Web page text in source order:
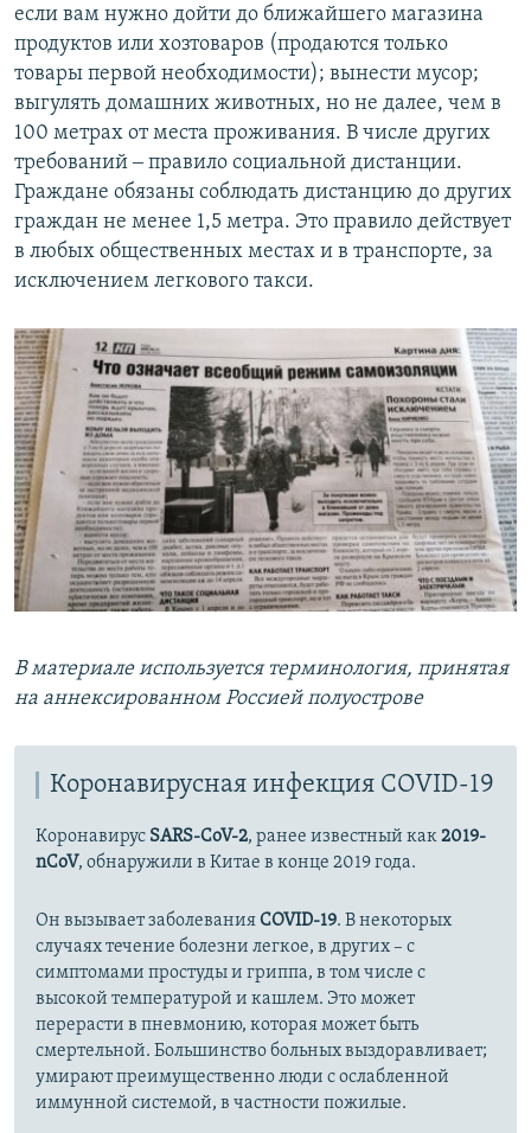
если вам нужно дойти до ближайшего магазина
продуктов или хозтоваров (продаются только
товары первой необходимости); вынести мусор;
выгулять домашних животных, но не далее, чем в
100 метрах от места проживания. В числе других
требований ‒ правило социальной дистанции.
Граждане обязаны соблюдать дистанцию до других
граждан не менее 1,5 метра. Это правило действует
в любых общественных местах и в транспорте, за
исключением легкового такси.
В материале используется терминология, принятая
на аннексированном Россией полуострове
Коронавирусная инфекция COVID-19
Коронавирус SARS-CoV-2, ранее известный как2019-
nCoV, обнаружили в Китае в конце 2019 года.
Он вызывает заболеванияCOVID-19. В некоторых
случаях течение болезни легкое, в других – с
симптомами простуды и гриппа, в том числе с
высокой температурой и кашлем. Это может
перерасти в пневмонию, которая может быть
смертельной. Большинство больных выздоравливает;
умирают преимущественно люди с ослабленной
иммунной системой, в частности пожилые.